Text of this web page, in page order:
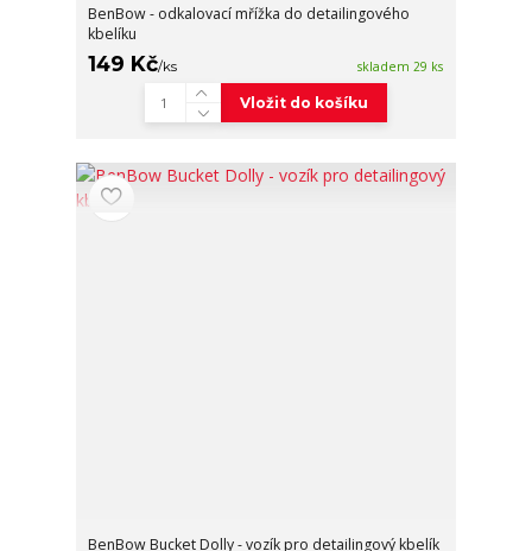
BenBow - odkalovací mřížka do detailingového
kbelíku
149 Kč/ks skladem 29 ks
Vložit do košíku
BenBow Bucket Dolly - vozík pro detailingový kbelík